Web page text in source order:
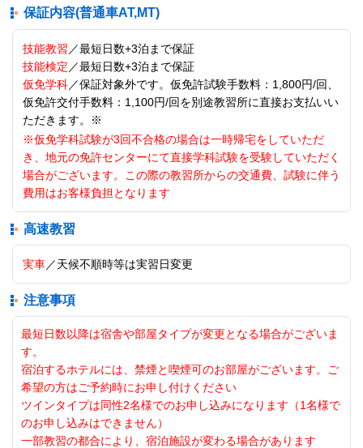
保証内容(普通車AT,MT)
技能教習 ／最短日数+3泊まで保証
技能検定 ／最短日数+3泊まで保証
仮免学科／保証対象外です。仮免許試験手数料：1,800円/回、
仮免許交付手数料：1,100円/回を別途教習所に直接お支払いい
ただきます。※
※仮免学科試験が3回不合格の場合は一時帰宅をしていただ
き、地元の免許センターにて直接学科試験を受験していただく
場合がございます。この際の教習所からの交通費、試験に伴う
費用はお客様負担となります
高速教習
実車／天候不順時等は実習日変更
注意事項
最短日数以降は宿舎や部屋タイプが変更となる場合がございま
す。
宿泊するホテルには、禁煙と喫煙可のお部屋がございます。ご
希望の方はご予約時にお申し付けください
ツインタイプは同性2名様でのお申し込みになります（1名様で
のお申し込みはできません）
一部教習の都合により、宿泊施設が変わる場合があります